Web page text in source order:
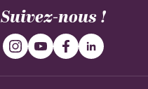
Suivez-nous !